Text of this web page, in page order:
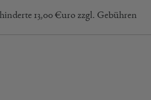
13,00 €uro zzgl. Gebühren